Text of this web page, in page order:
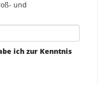
und
ich zur Kenntnis